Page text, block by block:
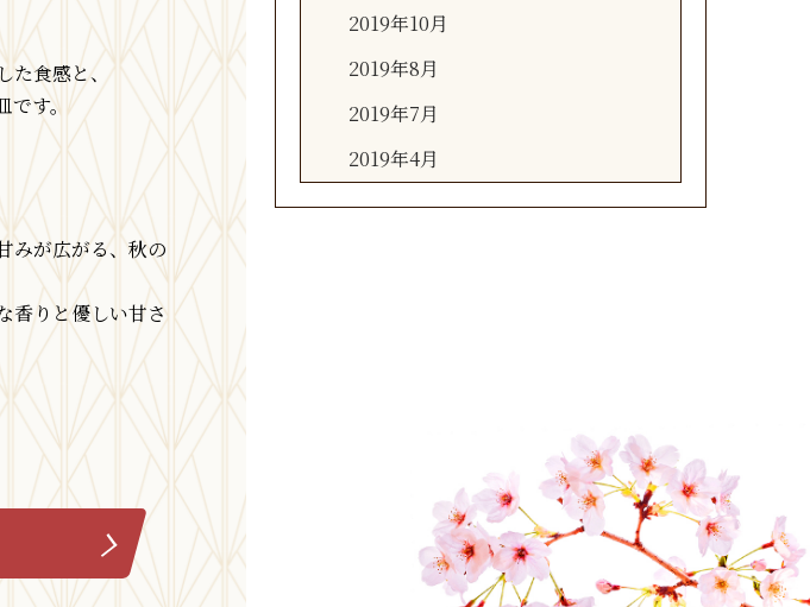
食感と、
です。
みが広がる、秋の
香りと優しい甘さ
2019年10月
2019年8月
2019年7月
2019年4月